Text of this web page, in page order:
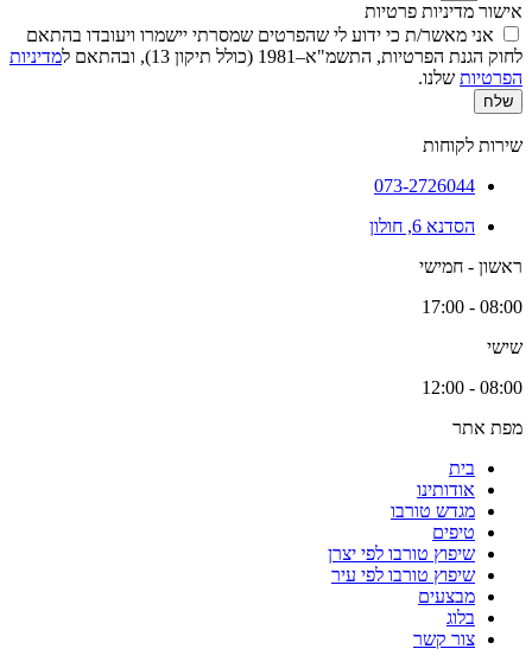
אישור מדיניות פרטיות
אני מאשר/ת כי ידוע לי שהפרטים שמסרתי יישמרו ויעובדו בהתאם
לחוק הגנת הפרטיות, התשמ"א–1981 (כולל תיקון 13), ובהתאם ל
מדיניות
הפרטיות שלנו.
שלח
שירות לקוחות
073-2726044
הסדנא 6, חולון
ראשון - חמישי
08:00 - 17:00
שישי
08:00 - 12:00
מפת אתר
בית
אודותינו
מגדש טורבו
טיפים
שיפוץ טורבו לפי יצרן
שיפוץ טורבו לפי עיר
מבצעים
בלוג
צור קשר